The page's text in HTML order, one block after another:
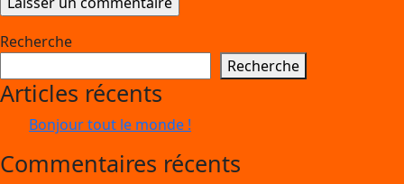
Recherche
Recherche
Articles récents
Bonjour tout le monde !
Commentaires récents